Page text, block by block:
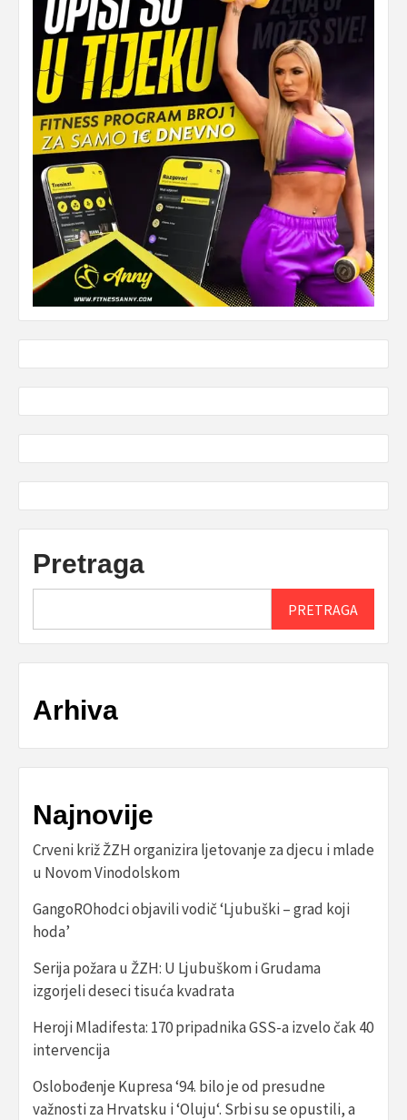
Pretraga
PRETRAGA
Arhiva
Najnovije
Crveni križ ŽZH organizira ljetovanje za djecu i mlade
u Novom Vinodolskom
GangoROhodci objavili vodič ‘Ljubuški – grad koji
hoda’
Serija požara u ŽZH: U Ljubuškom i Grudama
izgorjeli deseci tisuća kvadrata
Heroji Mladifesta: 170 pripadnika GSS-a izvelo čak 40
intervencija
Oslobođenje Kupresa ‘94. bilo je od presudne
važnosti za Hrvatsku i ‘Oluju‘. Srbi su se opustili, a